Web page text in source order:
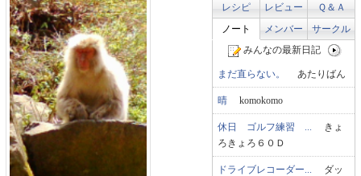
レシピ レビュー
Ｑ＆Ａ
ノート
メンバー
サークル
みんなの最新日記
まだ直らない。 あたりばん
晴 komokomo
休日 ゴルフ練習 ...
きょ
ろきょろ６０Ｄ
ドライブレコーダー...
ダッ